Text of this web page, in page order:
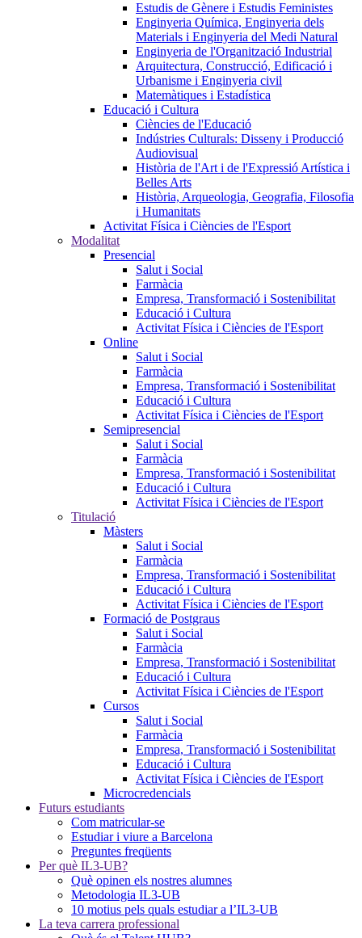
Estudis de Gènere i Estudis Feministes
Enginyeria Química, Enginyeria dels
Materials i Enginyeria del Medi Natural
Enginyeria de l'Organització Industrial
Arquitectura, Construcció, Edificació i
Urbanisme i Enginyeria civil
Matemàtiques i Estadística
Educació i Cultura
Ciències de l'Educació
Indústries Culturals: Disseny i Producció
Audiovisual
Història de l'Art i de l'Expressió Artística i
Belles Arts
Història, Arqueologia, Geografia, Filosofia
i Humanitats
Activitat Física i Ciències de l'Esport
Modalitat
Presencial
Salut i Social
Farmàcia
Empresa, Transformació i Sostenibilitat
Educació i Cultura
Activitat Física i Ciències de l'Esport
Online
Salut i Social
Farmàcia
Empresa, Transformació i Sostenibilitat
Educació i Cultura
Activitat Física i Ciències de l'Esport
Semipresencial
Salut i Social
Farmàcia
Empresa, Transformació i Sostenibilitat
Educació i Cultura
Activitat Física i Ciències de l'Esport
Titulació
Màsters
Salut i Social
Farmàcia
Empresa, Transformació i Sostenibilitat
Educació i Cultura
Activitat Física i Ciències de l'Esport
Formació de Postgraus
Salut i Social
Farmàcia
Empresa, Transformació i Sostenibilitat
Educació i Cultura
Activitat Física i Ciències de l'Esport
Cursos
Salut i Social
Farmàcia
Empresa, Transformació i Sostenibilitat
Educació i Cultura
Activitat Física i Ciències de l'Esport
Microcredencials
Futurs estudiants
Com matricular-se
Estudiar i viure a Barcelona
Preguntes freqüents
Per què IL3-UB?
Què opinen els nostres alumnes
Metodologia IL3-UB
10 motius pels quals estudiar a l’IL3-UB
La teva carrera professional